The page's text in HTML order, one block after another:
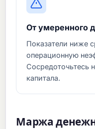
От умеренного
Показатели ниже
операционную
Сосредоточьтесь
капитала.
Маржа